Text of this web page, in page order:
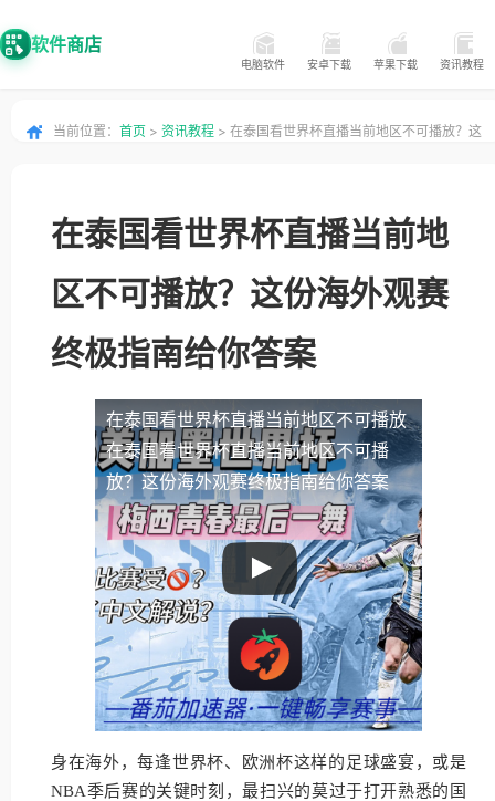
软件商店
电脑软件 安卓下载 苹果下载 资讯教程
当前位置： 首页 > 资讯教程 > 在泰国看世界杯直播当前地区不可播放？这
在泰国看世界杯直播当前地
区不可播放？这份海外观赛
终极指南给你答案
在泰国看世界杯直播当前地区不可播放
在泰国看世界杯直播当前地区不可播
放？这份海外观赛终极指南给你答案
身在海外，每逢世界杯、欧洲杯这样的足球盛宴，或是
NBA季后赛的关键时刻，最扫兴的莫过于打开熟悉的国